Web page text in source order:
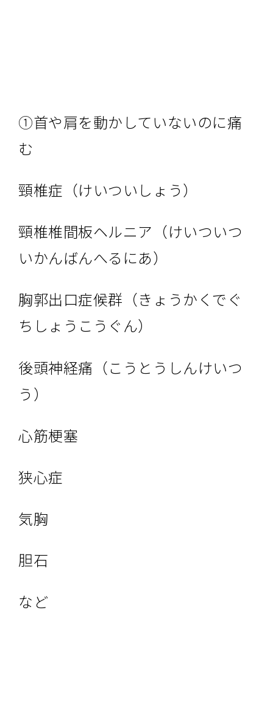
①首や肩を動かしていないのに痛
む
頸椎症（けいついしょう）
頸椎椎間板ヘルニア（けいついつ
いかんばんへるにあ）
胸郭出口症候群（きょうかくでぐ
ちしょうこうぐん）
後頭神経痛（こうとうしんけいつ
う）
心筋梗塞
狭心症
気胸
胆石
など